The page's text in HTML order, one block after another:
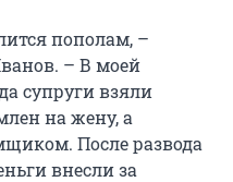
пополам, –
– В моей
супруги взяли
на жену, а
После развода
внесли за